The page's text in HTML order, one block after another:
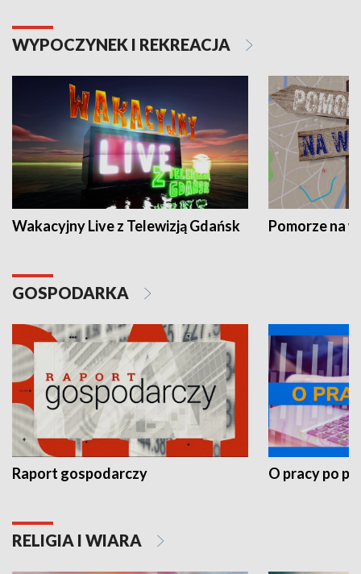
WYPOCZYNEK I REKREACJA
Wakacyjny Live z Telewizją Gdańsk Pomorze na
GOSPODARKA
Raport gospodarczy O pracy po
RELIGIA I WIARA